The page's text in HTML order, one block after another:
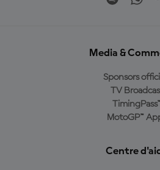
Media &
Sponsors
TV
TimingPass™
MotoGP™
Centre